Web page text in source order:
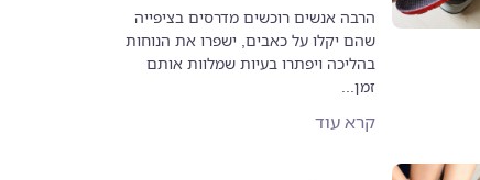
הרבה אנשים רוכשים מדרסים בציפייה
שהם יקלו על כאבים, ישפרו את הנוחות
בהליכה ויפתרו בעיות שמלוות אותם
זמן...
קרא עוד